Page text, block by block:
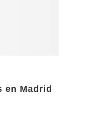
en Madrid